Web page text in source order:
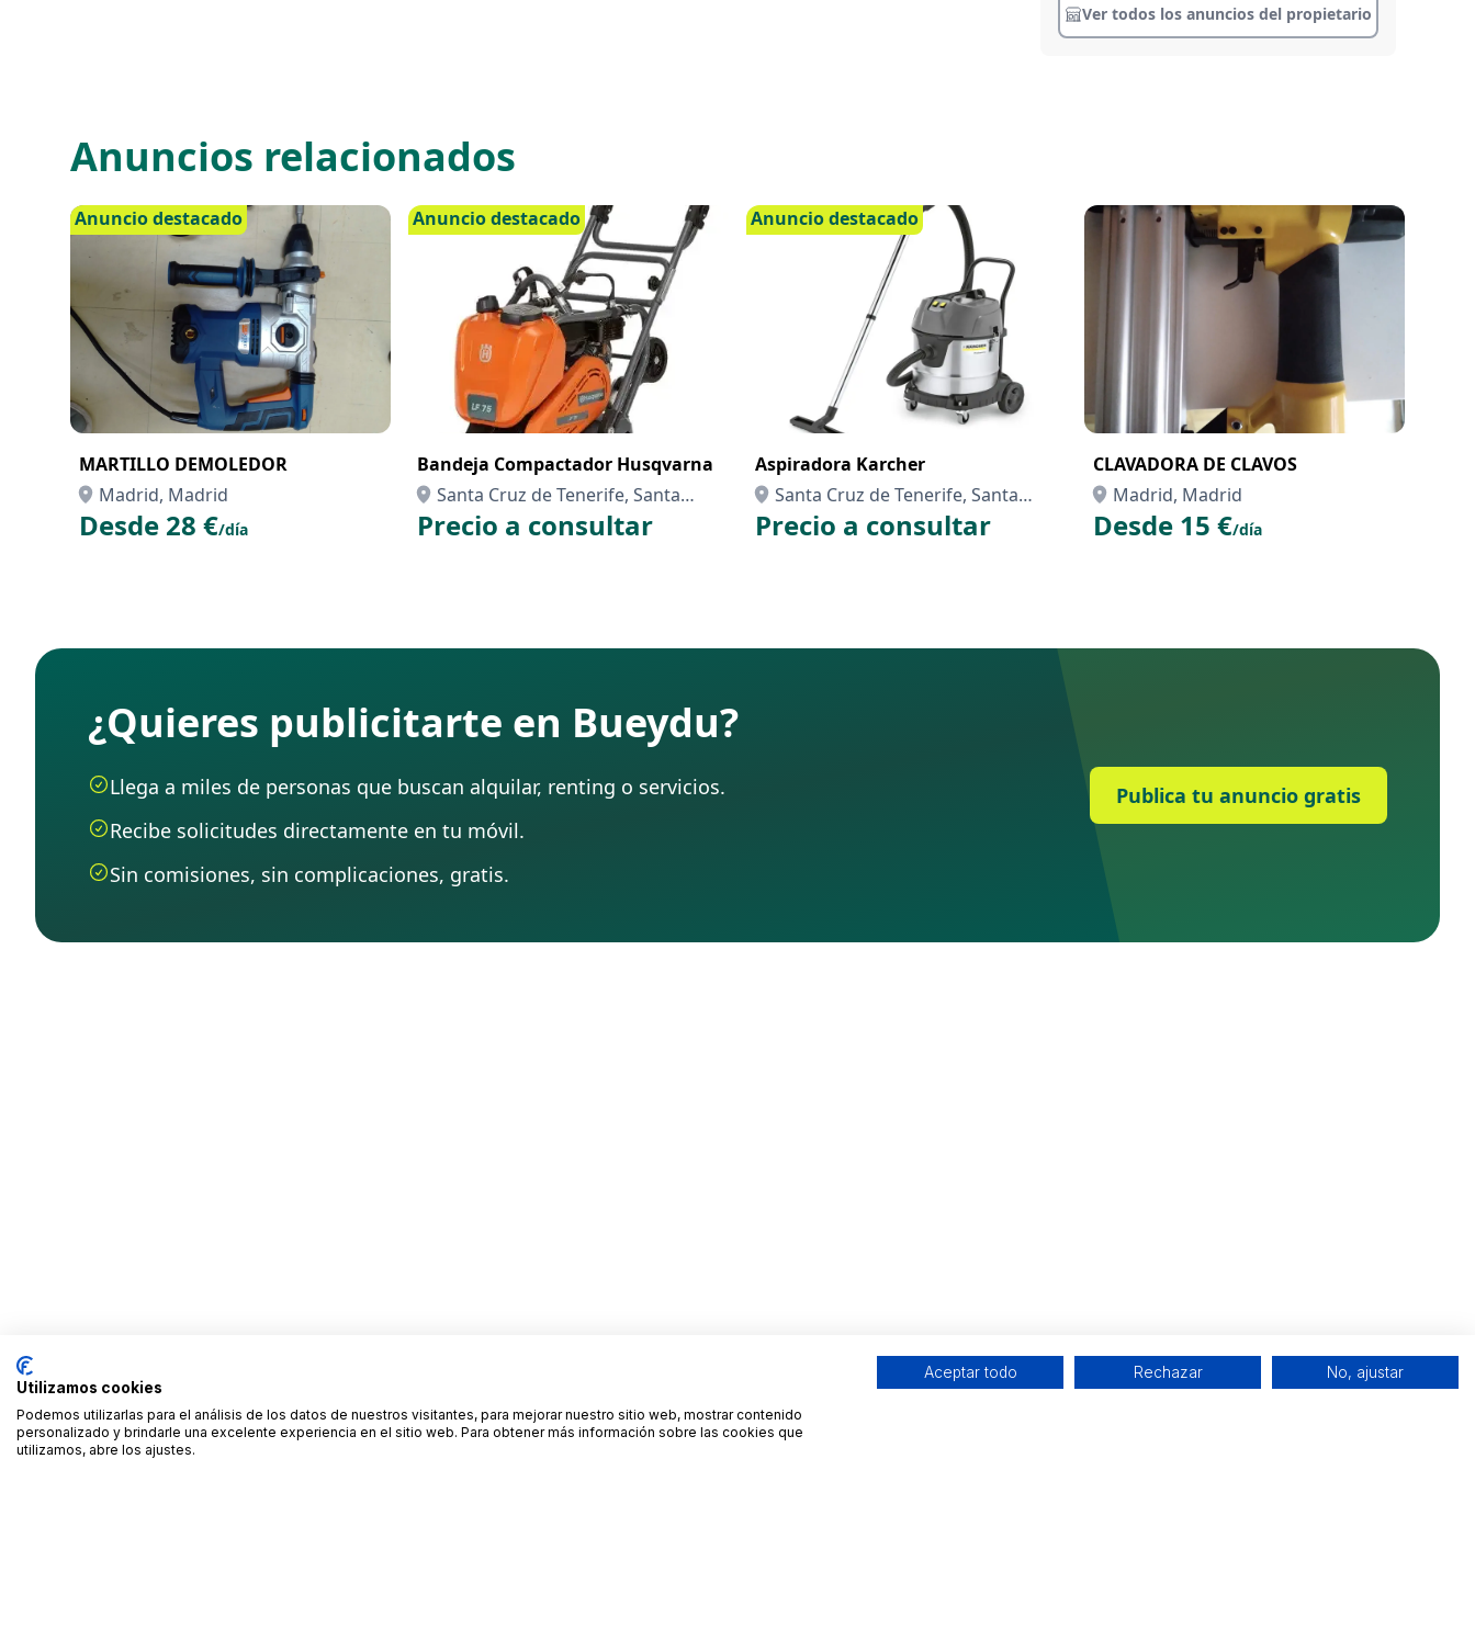
Ver todos los anuncios del propietario
Anuncios relacionados
Anuncio destacado
MARTILLO DEMOLEDOR
Madrid, Madrid
Desde 28 €/día
Anuncio destacado
Bandeja Compactador Husqvarna
Santa Cruz de Tenerife, Santa
Cruz de Tenerife
Precio a consultar
Anuncio destacado
Aspiradora Karcher
Santa Cruz de Tenerife, Santa
Cruz de Tenerife
Precio a consultar
CLAVADORA DE CLAVOS
Madrid, Madrid
Desde 15 €/día
¿Quieres publicitarte en Bueydu?
Llega a miles de personas que buscan alquilar, renting o servicios.
Recibe solicitudes directamente en tu móvil.
Sin comisiones, sin complicaciones, gratis.
Publica tu anuncio gratis
Utilizamos cookies
Podemos utilizarlas para el análisis de los datos de nuestros visitantes, para mejorar nuestro sitio web, mostrar contenido
personalizado y brindarle una excelente experiencia en el sitio web. Para obtener más información sobre las cookies que
utilizamos, abre los ajustes.
Aceptar todo Rechazar No, ajustar